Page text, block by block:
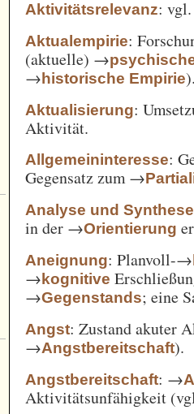
Aktivitätsrelevanz:
Aktualempirie:
(aktuelle) →
→historische Empirie
Aktualisierung:
Aktivität.
Allgemeininteresse:
Gegensatz zum →
Analyse und Synthese
in der →Orientierung
Aneignung: Planvoll-→
→kognitive
→Gegenstands; eine
Angst: Zustand akuter
→Angstbereitschaft).
Angstbereitschaft: →
Aktivitätsunfähigkeit